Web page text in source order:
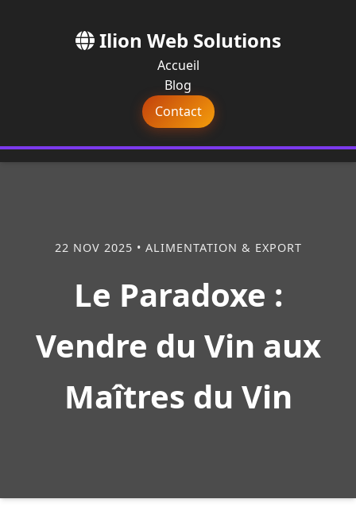
Ilion Web Solutions
Accueil
Blog
Contact
22 NOV 2025 • ALIMENTATION & EXPORT
Le Paradoxe :
Vendre du Vin aux
Maîtres du Vin